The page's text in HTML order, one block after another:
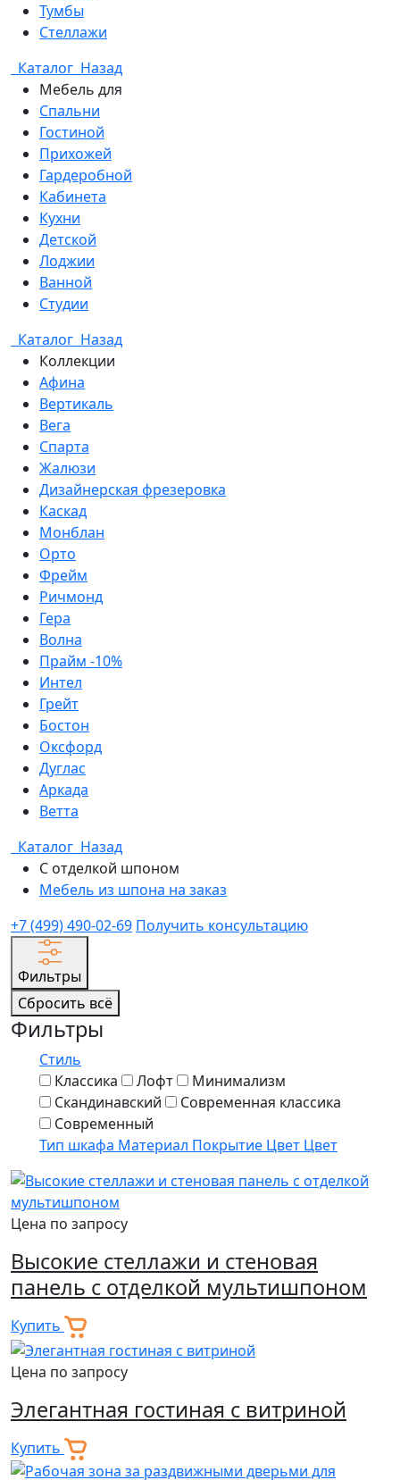
Тумбы
Стеллажи
Каталог Назад
Мебель для
Спальни
Гостиной
Прихожей
Гардеробной
Кабинета
Кухни
Детской
Лоджии
Ванной
Студии
Каталог Назад
Коллекции
Афина
Вертикаль
Вега
Спарта
Жалюзи
Дизайнерская фрезеровка
Каскад
Монблан
Орто
Фрейм
Ричмонд
Гера
Волна
Прайм -10%
Интел
Грейт
Бостон
Оксфорд
Дуглас
Аркада
Ветта
Каталог Назад
С отделкой шпоном
Мебель из шпона на заказ
+7 (499) 490-02-69 Получить консультацию
Фильтры
Сбросить всё
Фильтры
Стиль
Классика
Лофт
Минимализм
Скандинавский
Современная классика
Современный
Тип шкафа Материал Покрытие Цвет Цвет
Цена по запросу
Высокие стеллажи и стеновая
панель с отделкой мультишпоном
Купить
Цена по запросу
Элегантная гостиная с витриной
Купить